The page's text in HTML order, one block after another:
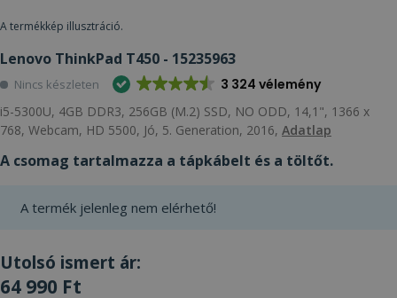
A termékkép illusztráció.
Lenovo ThinkPad T450 - 15235963
Nincs készleten 3 324 vélemény
i5-5300U, 4GB DDR3, 256GB (M.2) SSD, NO ODD, 14,1", 1366 x
768, Webcam, HD 5500, Jó, 5. Generation, 2016, Adatlap
A csomag tartalmazza a tápkábelt és a töltőt.
A termék jelenleg nem elérhető!
Utolsó ismert ár:
64 990 Ft